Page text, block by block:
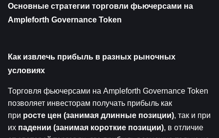
Основные стратегии торговли фьючерсами на
Ampleforth Governance Token
Как извлечь прибыль в разных рыночных
условиях
Торговля фьючерсами на Ampleforth Governance Token
позволяет инвесторам получать прибыль как
при росте цен (занимая длинные позиции), так и при
их падении (занимая короткие позиции), в отличие